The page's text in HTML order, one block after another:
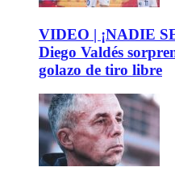
VIDEO | ¡NADIE
Diego Valdés
golazo de tiro libre